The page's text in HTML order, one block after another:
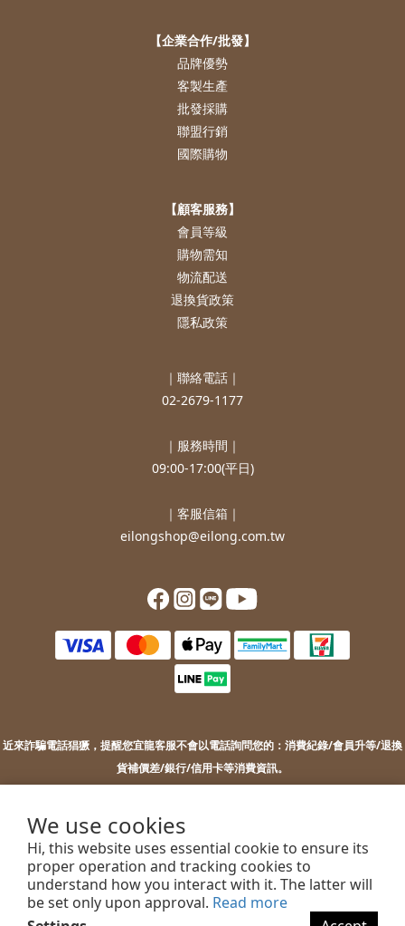
We use cookies
Hi, this website uses essential cookie to ensure its
proper operation and tracking cookies to
understand how you interact with it. The latter will
be set only upon approval. Read more
【企業合作/批發】
品牌優勢
客製生產
批發採購
聯盟行銷
國際購物
【顧客服務】
會員等級
購物需知
物流配送
退換貨政策
隱私政策
｜聯絡電話｜
02-2679-1177
｜服務時間｜
09:00-17:00(平日)
｜客服信箱｜
eilongshop@eilong.com.tw
近來詐騙電話猖獗，提醒您宜龍客服不會以電話詢問您的： 消費紀錄/會員升等/退換
貨補價差/銀行/信用卡等消費資訊。
2022 EILONG ENTERPRISE CO.,LTD.